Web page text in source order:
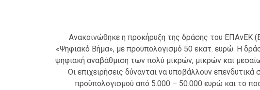
Ανακοινώθηκε η προκήρυξη της δράσης του ΕΠΑνΕΚ
«Ψηφιακό Βήμα», με προϋπολογισμό 50 εκατ. ευρώ. Η
ψηφιακή αναβάθμιση των πολύ μικρών, μικρών και
Οι επιχειρήσεις δύνανται να υποβάλλουν επενδυτικά
προϋπολογισμού από 5.000 – 50.000 ευρώ και το